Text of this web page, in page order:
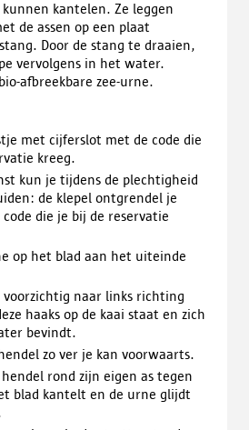
kantelen. Ze leggen
de assen op een plaat
Door de stang te draaien,
vervolgens in het water.
afbreekbare zee-urne.
met cijferslot met de code die
kreeg.
kun je tijdens de plechtigheid
de klepel ontgrendel je
die je bij de reservatie
op het blad aan het uiteinde
voorzichtig naar links richting
haaks op de kaai staat en zich
bevindt.
zo ver je kan voorwaarts.
rond zijn eigen as tegen
blad kantelt en de urne glijdt